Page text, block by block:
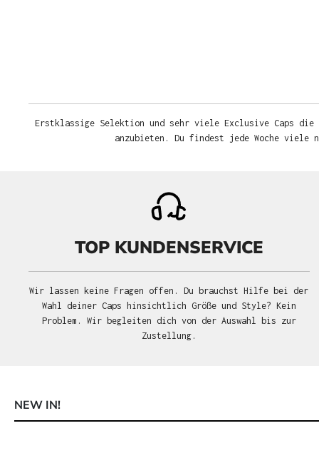
Erstklassige Selektion und sehr viele Exclusive Caps die
anzubieten. Du findest jede Woche
TOP KUNDENSERVICE
Wir lassen keine Fragen offen. Du brauchst Hilfe bei der
Wahl deiner Caps hinsichtlich Größe und Style? Kein
Problem. Wir begleiten dich von der Auswahl bis zur
Zustellung.
NEW IN!